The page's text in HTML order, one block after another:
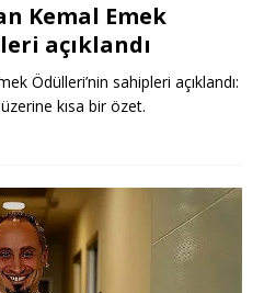
Kemal Emek
açıklandı
Ödülleri’nin sahipleri açıklandı:
kısa bir özet.